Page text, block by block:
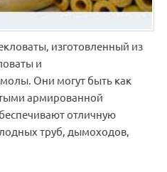
изготовленный из
и
Они могут быть как
армированной
отличную
труб, дымоходов,